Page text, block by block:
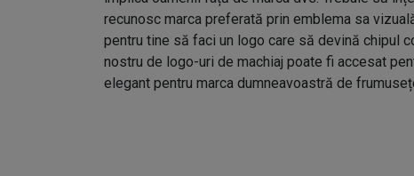
recunosc marca preferată prin emblema sa
pentru tine să faci un logo care să devină chipul
nostru de logo-uri de machiaj poate fi accesat
elegant pentru marca dumneavoastră de